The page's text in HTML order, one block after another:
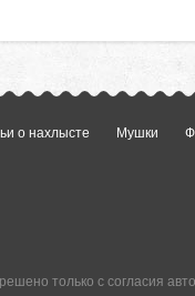
о нахлысте Мушки
только с согласия